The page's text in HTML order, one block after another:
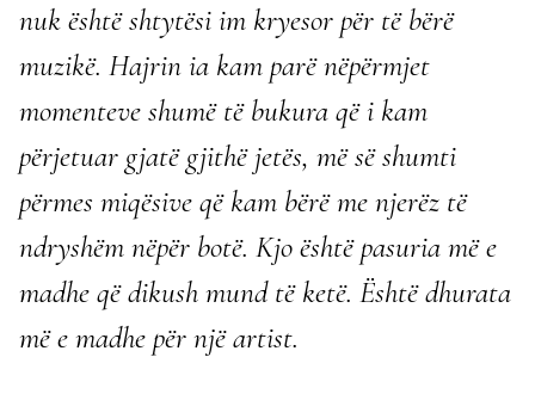
nuk është shtytësi im kryesor për të bërë
muzikë. Hajrin ia kam parë nëpërmjet
momenteve shumë të bukura që i kam
përjetuar gjatë gjithë jetës, më së shumti
përmes miqësive që kam bërë me njerëz të
ndryshëm nëpër botë. Kjo është pasuria më e
madhe që dikush mund të ketë. Është dhurata
më e madhe për një artist.